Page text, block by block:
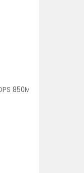
850ML 23X17X3.5